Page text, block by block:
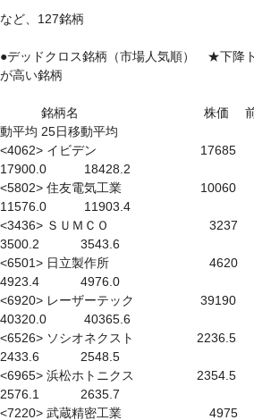
など、127銘柄
●デッドクロス銘柄（市場人気順）　★下降
が高い銘柄
銘柄名　　　　　　　　　　株価　 前
動平均 25日移動平均
<4062> イビデン　　　　　　　　
17900.0　　　18428.2
<5802> 住友電気工業　　　　　　
11576.0　　　11903.4
<3436> ＳＵＭＣＯ　　　　　　　　
3500.2　　　 3543.6
<6501> 日立製作所　　　　　　　　
4923.4　　　 4976.0
<6920> レーザーテック　　　　　
40320.0　　　40365.6
<6526> ソシオネクスト　　　　　
2433.6　　　 2548.5
<6965> 浜松ホトニクス　　　　　
2576.1　　　 2635.7
<7220> 武蔵精密工業　　　　　　　